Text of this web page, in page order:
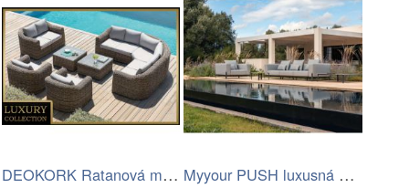
DEOKORK Ratanová modulová sestava… Myyour PUSH luxusná sedacia súprava -…